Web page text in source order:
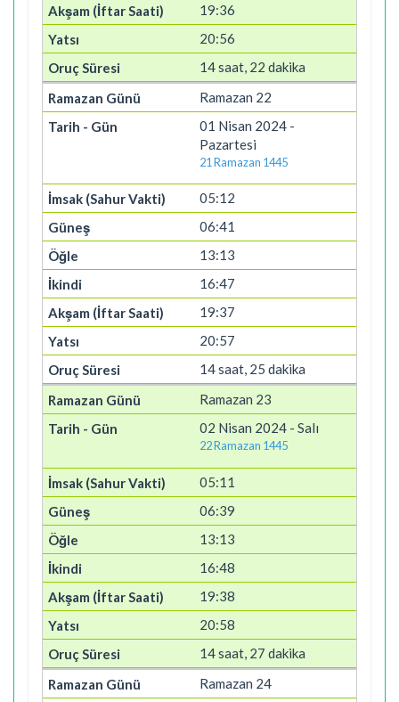
19:36
20:56
14 saat, 22 dakika
Ramazan 22
01 Nisan 2024 -
Pazartesi
21 Ramazan 1445
05:12
06:41
13:13
16:47
19:37
20:57
14 saat, 25 dakika
Ramazan 23
02 Nisan 2024 - Salı
22 Ramazan 1445
05:11
06:39
13:13
16:48
19:38
20:58
14 saat, 27 dakika
Ramazan 24